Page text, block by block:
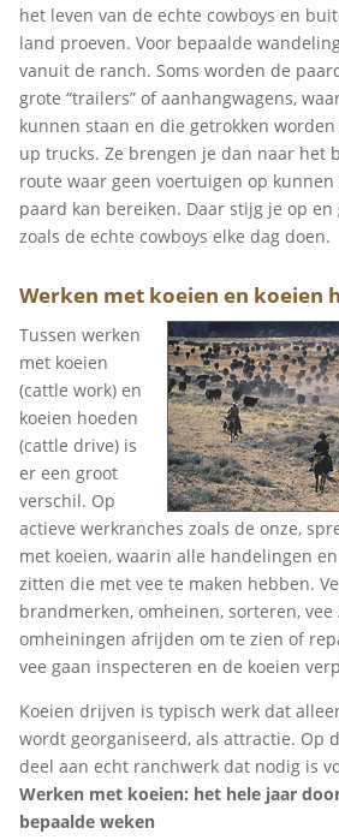
het leven van de echte cowboys en
land proeven. Voor bepaalde
vanuit de ranch. Soms worden de
grote “trailers” of aanhangwagens,
kunnen staan en die getrokken
up trucks. Ze brengen je dan naar het
route waar geen voertuigen op
paard kan bereiken. Daar stijg je op
zoals de echte cowboys elke dag doen.
Werken met koeien en koeien
Tussen werken
met koeien
(cattle work) en
koeien hoeden
(cattle drive) is
er een groot
verschil. Op
actieve werkranches zoals de onze,
met koeien, waarin alle handelingen
zitten die met vee te maken hebben.
brandmerken, omheinen, sorteren, vee
omheiningen afrijden om te zien of
vee gaan inspecteren en de koeien
Koeien drijven is typisch werk dat
wordt georganiseerd, als attractie. Op
deel aan echt ranchwerk dat nodig is
Werken met koeien: het hele jaar
bepaalde weken